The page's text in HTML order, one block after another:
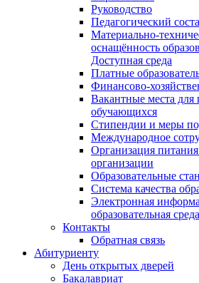
Руководство
Педагогический
Материально-
оснащённость
Доступная среда
Платные
Финансово-
Вакантные места для
обучающихся
Стипендии и меры
Международное
Организация
организации
Образовательные
Система качества
Электронная
образовательная среда
Контакты
Обратная связь
Абитуриенту
День открытых дверей
Бакалавриат